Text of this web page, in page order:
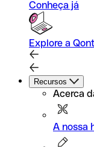
Conheça já
Explore a
Recursos
Acerca
A nossa